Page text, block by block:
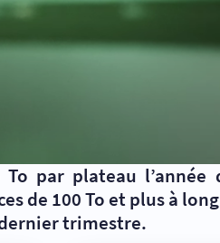
par plateau
de 100 To et plus à
dernier trimestre.